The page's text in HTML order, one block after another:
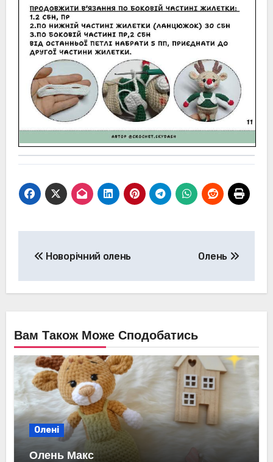
записів
Новорічний олень Олень
Вам Також Може Сподобатись
Олені
Олень Макс